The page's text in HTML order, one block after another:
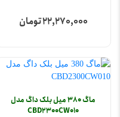
22,270,000 تومان
ماگ 380 میل بلک داگ مدل
CBD2300CW010